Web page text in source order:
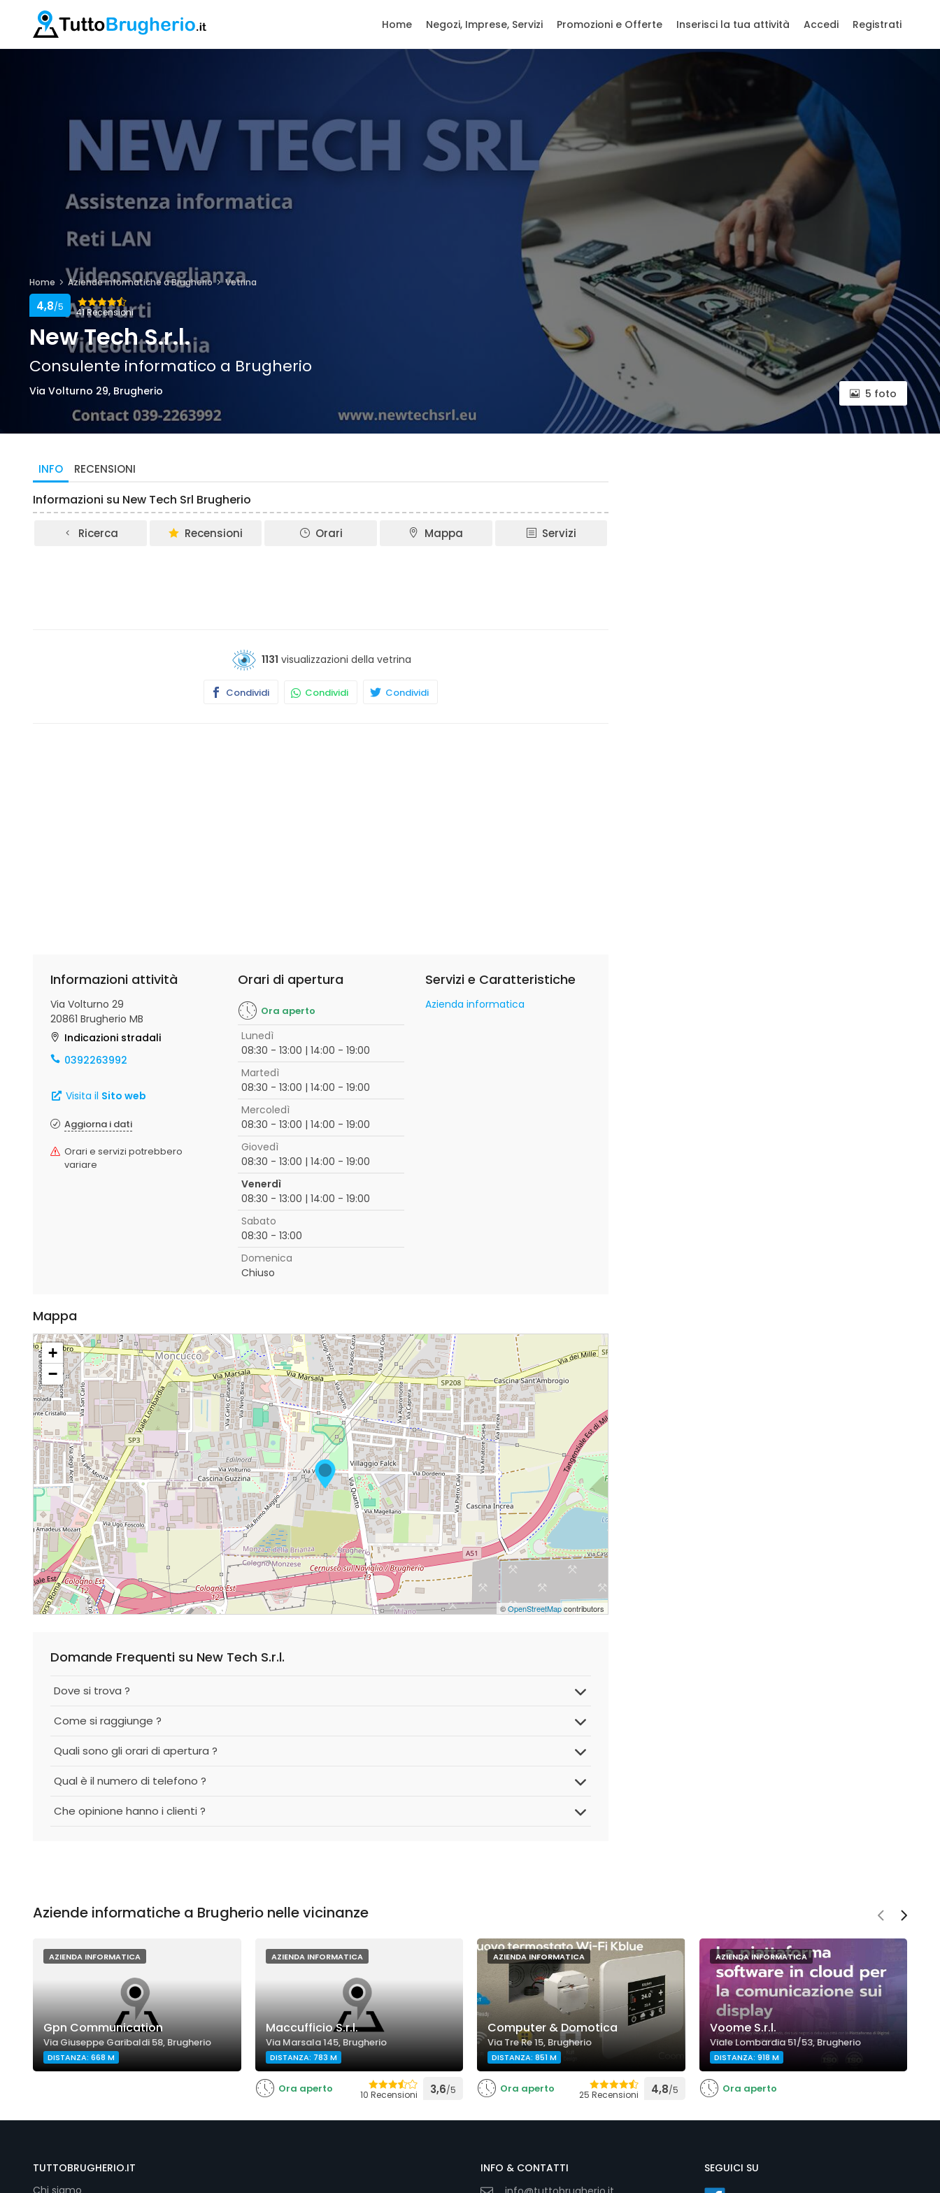
Home Negozi, Imprese, Servizi Promozioni e Offerte Inserisci la tua attività Accedi Registrati
Home Aziende informatiche a Brugherio Vetrina
41 Recensioni
4,8/5
New Tech S.r.l.
Consulente informatico a Brugherio
Via Volturno 29, Brugherio 5 foto
INFO RECENSIONI
Informazioni su New Tech Srl Brugherio
Ricerca Recensioni Orari Mappa Servizi
1131 visualizzazioni della vetrina
Condividi Condividi Condividi
Informazioni attività
Via Volturno 29
20861 Brugherio MB
Indicazioni stradali
0392263992
Visita il Sito web
Aggiorna i dati
Orari e servizi potrebbero
variare
Orari di apertura
Ora aperto
Lunedì
08:30 - 13:00 | 14:00 - 19:00
Martedì
08:30 - 13:00 | 14:00 - 19:00
Mercoledì
08:30 - 13:00 | 14:00 - 19:00
Giovedì
08:30 - 13:00 | 14:00 - 19:00
Venerdì
08:30 - 13:00 | 14:00 - 19:00
Sabato
08:30 - 13:00
Domenica
Chiuso
Servizi e Caratteristiche
Azienda informatica
Mappa
+
−
©OpenStreetMapcontributors
Domande Frequenti su New Tech S.r.l.
Dove si trova ?
Come si raggiunge ?
Quali sono gli orari di apertura ?
Qual è il numero di telefono ?
Che opinione hanno i clienti ?
Aziende informatiche a Brugherio nelle vicinanze
AZIENDA INFORMATICA
Gpn Communication
Via Giuseppe Garibaldi 58, Brugherio
DISTANZA: 668 M
AZIENDA INFORMATICA
Maccufficio S.r.l.
Via Marsala 145, Brugherio
DISTANZA: 783 M
Ora aperto 10 Recensioni 3,6/5
AZIENDA INFORMATICA
Computer & Domotica
Via Tre Re 15, Brugherio
DISTANZA: 851 M
Ora aperto 25 Recensioni 4,8/5
AZIENDA INFORMATICA
Voome S.r.l.
Viale Lombardia 51/53, Brugherio
DISTANZA: 918 M
Ora aperto
TUTTOBRUGHERIO.IT
Chi siamo
INFO & CONTATTI
SEGUICI SU